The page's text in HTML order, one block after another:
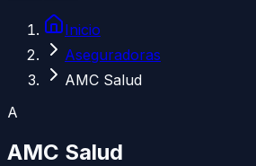
Inicio
Aseguradoras
AMC Salud
A
AMC Salud